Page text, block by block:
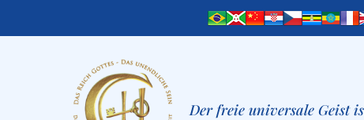
Der freie universale Geist